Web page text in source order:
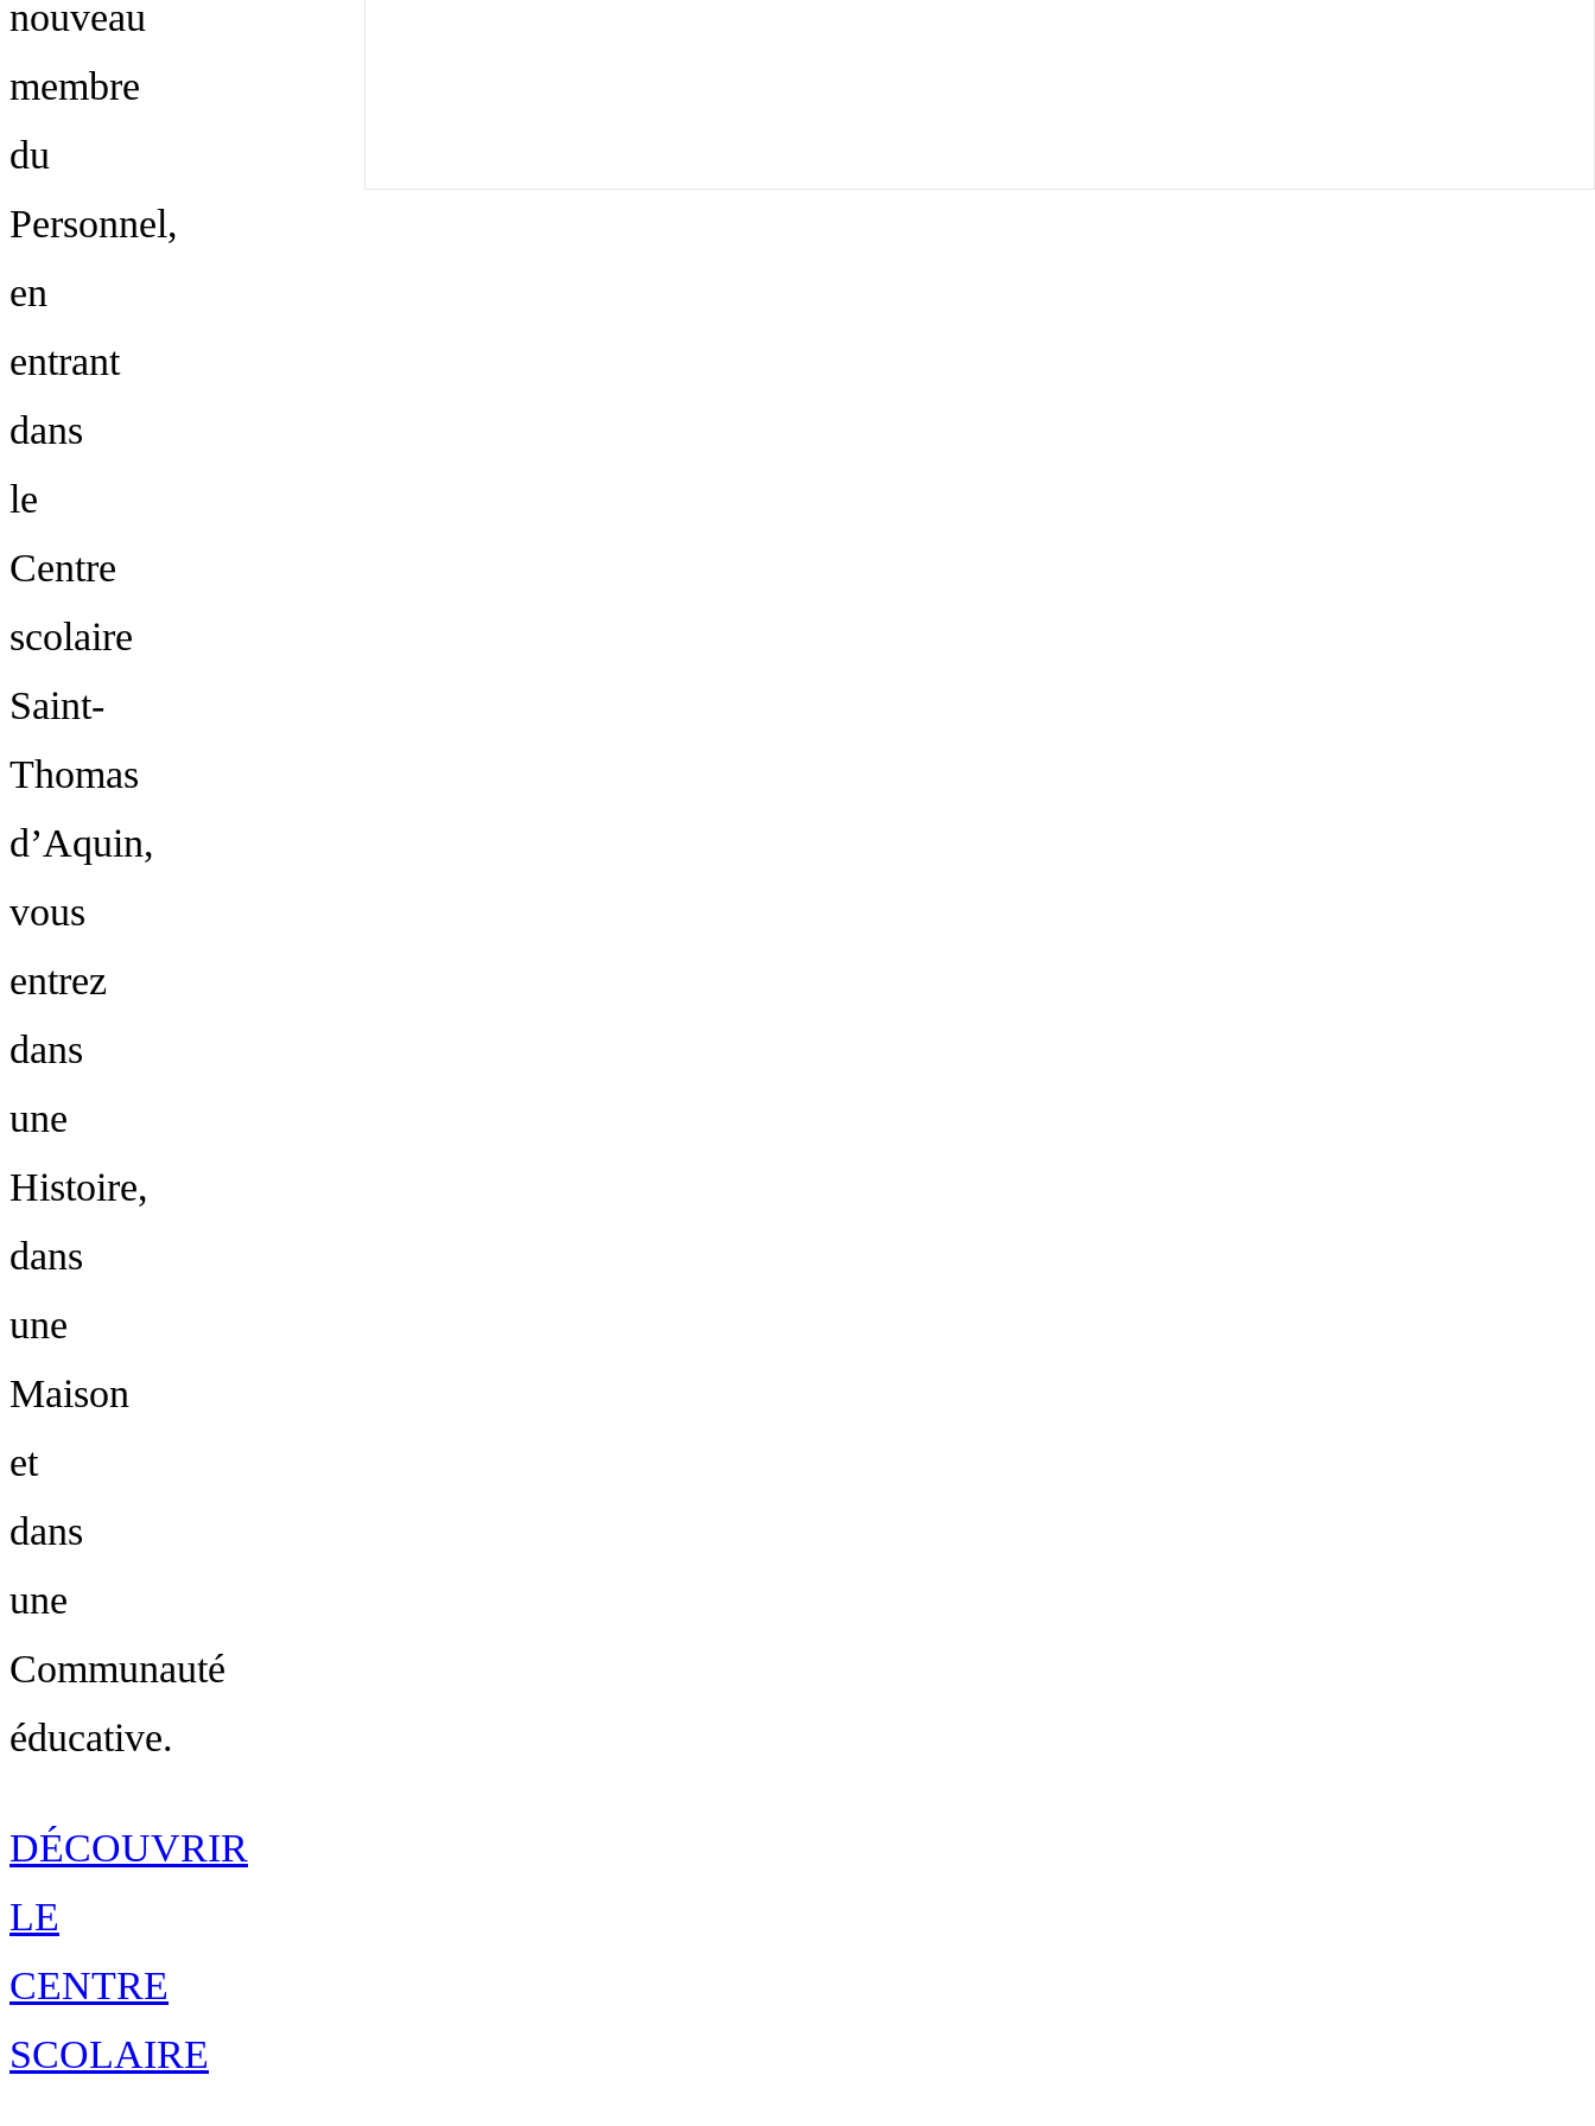
NOUS CONTACTER
Besoin d’aide ?
Contact
Site
concerné
Envoyer
nouveau
membre
du
Personnel,
en
entrant
dans
le
Centre
scolaire
Saint-
Thomas
d’Aquin,
vous
entrez
dans
une
Histoire,
dans
une
Maison
et
dans
une
Communauté
éducative.
DÉCOUVRIR
LE
CENTRE
SCOLAIRE